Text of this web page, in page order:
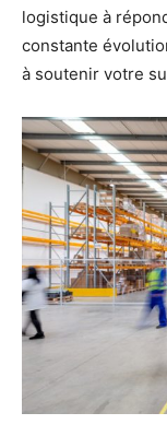
logistique à
constante
à soutenir votre